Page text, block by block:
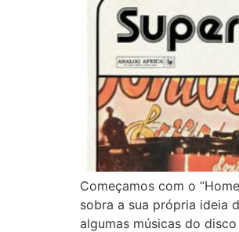
Começamos com o
sobra a sua própria ideia
algumas músicas do